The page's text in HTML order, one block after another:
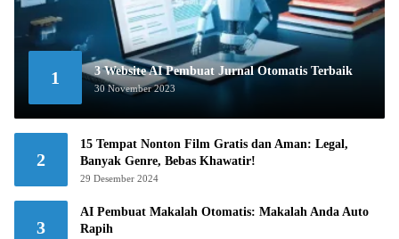
1 3 Website AI Pembuat Jurnal Otomatis Terbaik
30 November 2023
2
15 Tempat Nonton Film Gratis dan Aman: Legal,
Banyak Genre, Bebas Khawatir!
29 Desember 2024
3
AI Pembuat Makalah Otomatis: Makalah Anda Auto
Rapih